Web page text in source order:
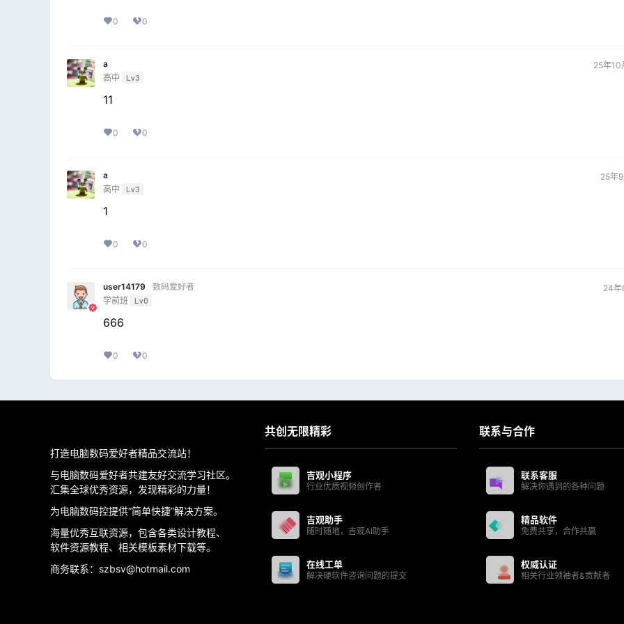
0 0
a
高中
Lv3
25年10
11
0 0
a
高中
Lv3
25年
1
0 0
user14179
数码爱好者
学前班 Lv0
24年
666
0 0
打造电脑数码爱好者精品交流站！
与电脑数码爱好者共建友好交流学习社区。
汇集全球优秀资源，发现精彩的力量！
为电脑数码控提供“简单快捷”解决方案。
海量优秀互联资源，包含各类设计教程、
软件资源教程、相关模板素材下载等。
商务联系：szbsv@hotmail.com
共创无限精彩
吉观小程序
行业优质视频创作者
吉观助手
随时随地，吉观AI助手
在线工单
解决硬软件咨询问题的提交
联系与合作
联系客服
解决你遇到的各种问题
精品软件
免费共享，合作共赢
权威认证
相关行业领袖者&贡献者